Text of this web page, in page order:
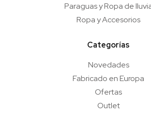
Paraguas y Ropa de
Ropa y Accesorios
Categorías
Novedades
Fabricado en Europa
Ofertas
Outlet